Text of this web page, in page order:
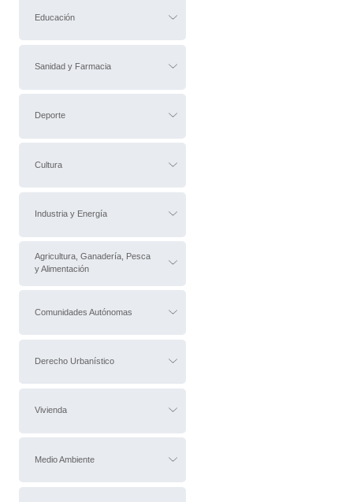
Educación
Sanidad y Farmacia
Deporte
Cultura
Industria y Energía
Agricultura, Ganadería, Pesca
y Alimentación
Comunidades Autónomas
Derecho Urbanístico
Vivienda
Medio Ambiente